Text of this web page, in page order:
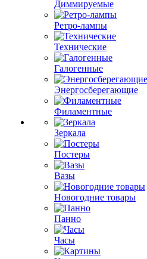
Диммируемые
Ретро-лампы
Технические
Галогенные
Энергосберегающие
Филаментные
Зеркала
Постеры
Вазы
Новогодние товары
Панно
Часы